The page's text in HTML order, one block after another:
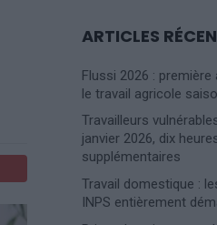
ARTICLES
Flussi 2026 :
le travail agricole
Travailleurs
janvier 2026, dix
supplémentaires
Travail domestique :
INPS entièrement